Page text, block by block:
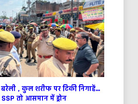
बरेली , कुल शरीफ पर टिकी निगाहें…
तो आसमान में ड्रोन